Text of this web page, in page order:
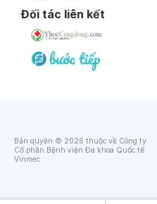
Đối tác liên kết
Bản quyền © 2026 thuộc về Công ty
Cổ phần Bệnh viện Đa khoa Quốc tế
Vinmec